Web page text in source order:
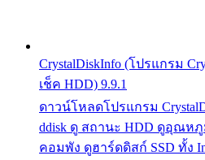
CrystalDiskInfo (โปรแกรม
เช็ค HDD) 9.9.1
ดาวน์โหลดโปรแกรม
ddisk ดู สถานะ HDD ดูอุณหภู
คอมพัง ดูฮาร์ดดิสก์ SSD ทั้ง